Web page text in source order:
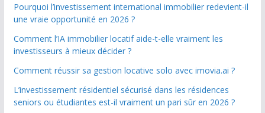
Pourquoi l’investissement international immobilier redevient-il
une vraie opportunité en 2026 ?
Comment l’IA immobilier locatif aide-t-elle vraiment les
investisseurs à mieux décider ?
Comment réussir sa gestion locative solo avec imovia.ai ?
L’investissement résidentiel sécurisé dans les résidences
seniors ou étudiantes est-il vraiment un pari sûr en 2026 ?